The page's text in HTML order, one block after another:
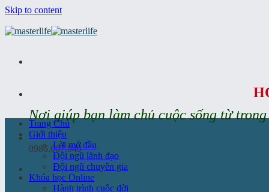
Skip to content
Nơi giúp bạn làm chủ cuộc sống từ trong
0986.007.949
Trang Chủ
Giới thiệu
Lời mở đầu
Đội ngũ lãnh đạo
Đội ngũ chuyên gia
Khóa học Online
Hành trình cuộc đời